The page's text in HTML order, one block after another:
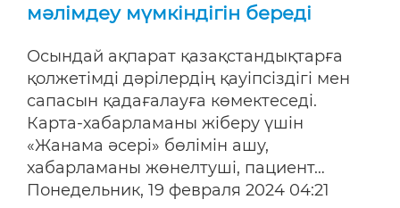
мәлімдеу мүмкіндігін береді
Осындай ақпарат қазақстандықтарға
қолжетімді дәрілердің қауіпсіздігі мен
сапасын қадағалауға көмектеседі.
Карта-хабарламаны жіберу үшін
«Жанама әсері» бөлімін ашу,
хабарламаны жөнелтуші, пациент…
Понедельник, 19 февраля 2024 04:21